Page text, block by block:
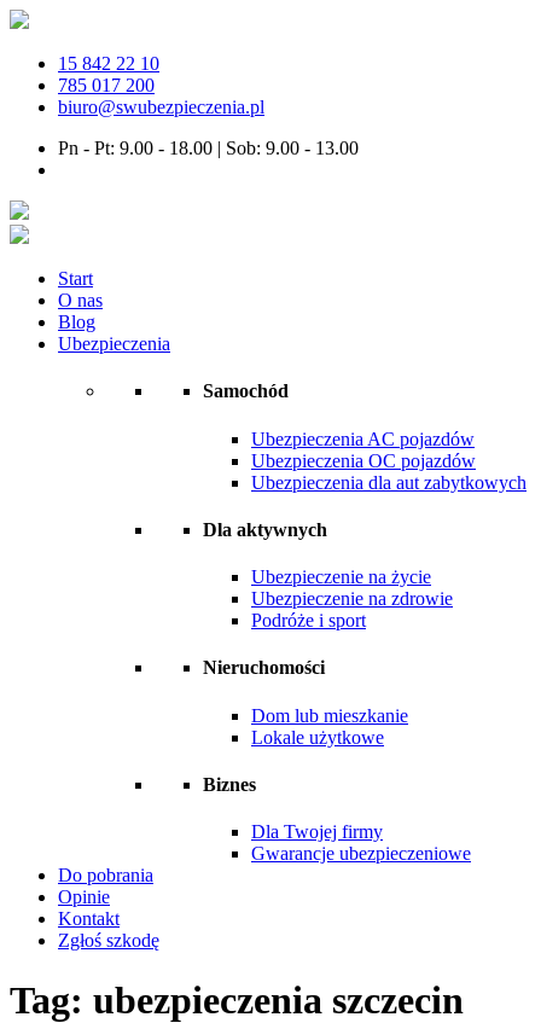
15 842 22 10
785 017 200
biuro@swubezpieczenia.pl
Pn - Pt: 9.00 - 18.00 | Sob: 9.00 - 13.00
Start
O nas
Blog
Ubezpieczenia
Samochód
Ubezpieczenia AC pojazdów
Ubezpieczenia OC pojazdów
Ubezpieczenia dla aut zabytkowych
Dla aktywnych
Ubezpieczenie na życie
Ubezpieczenie na zdrowie
Podróże i sport
Nieruchomości
Dom lub mieszkanie
Lokale użytkowe
Biznes
Dla Twojej firmy
Gwarancje ubezpieczeniowe
Do pobrania
Opinie
Kontakt
Zgłoś szkodę
Tag: ubezpieczenia szczecin